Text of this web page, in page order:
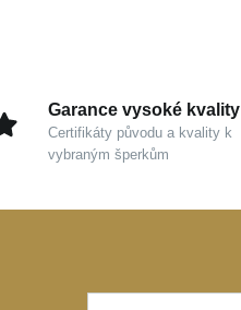
Garance vysoké kvality
Certifikáty původu a kvality k
vybraným šperkům